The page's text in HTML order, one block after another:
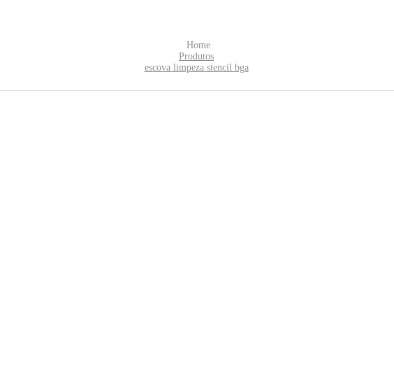
Home
Produtos
escova limpeza stencil bga